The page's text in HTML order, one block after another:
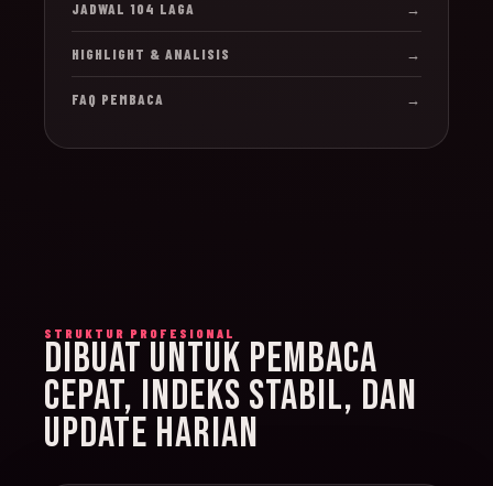
JADWAL 104 LAGA →
HIGHLIGHT & ANALISIS →
FAQ PEMBACA →
STRUKTUR PROFESIONAL
DIBUAT UNTUK PEMBACA
CEPAT, INDEKS STABIL, DAN
UPDATE HARIAN